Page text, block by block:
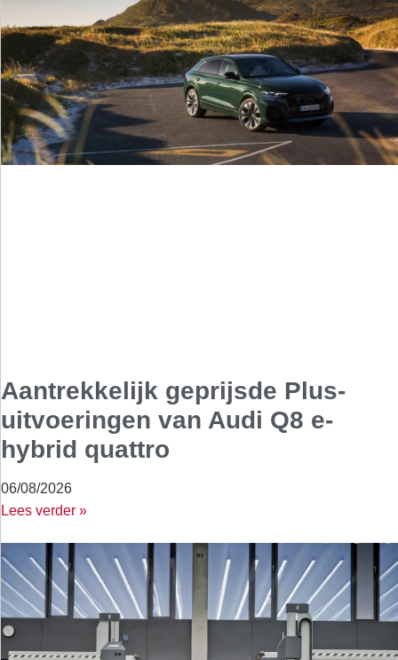
Aantrekkelijk geprijsde Plus-
uitvoeringen van Audi Q8 e-
hybrid quattro
06/08/2026
Lees verder »